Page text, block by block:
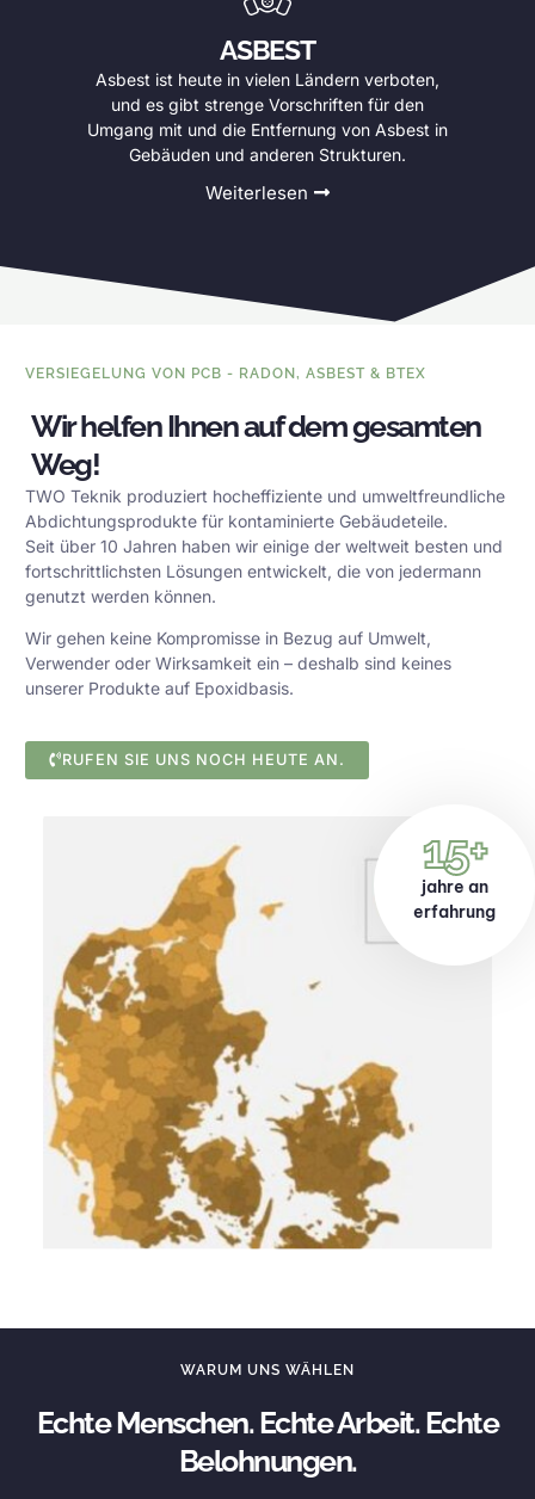
ASBEST
Asbest ist heute in vielen Ländern verboten,
und es gibt strenge Vorschriften für den
Umgang mit und die Entfernung von Asbest in
Gebäuden und anderen Strukturen.
Weiterlesen
VERSIEGELUNG VON PCB - RADON, ASBEST & BTEX
Wir helfen Ihnen auf dem gesamten
Weg!
TWO Teknik produziert hocheffiziente und umweltfreundliche
Abdichtungsprodukte für kontaminierte Gebäudeteile.
Seit über 10 Jahren haben wir einige der weltweit besten und
fortschrittlichsten Lösungen entwickelt, die von jedermann
genutzt werden können.
Wir gehen keine Kompromisse in Bezug auf Umwelt,
Verwender oder Wirksamkeit ein – deshalb sind keines
unserer Produkte auf Epoxidbasis.
RUFEN SIE UNS NOCH HEUTE AN.
15+
jahre an
erfahrung
WARUM UNS WÄHLEN
Echte Menschen. Echte Arbeit. Echte
Belohnungen.